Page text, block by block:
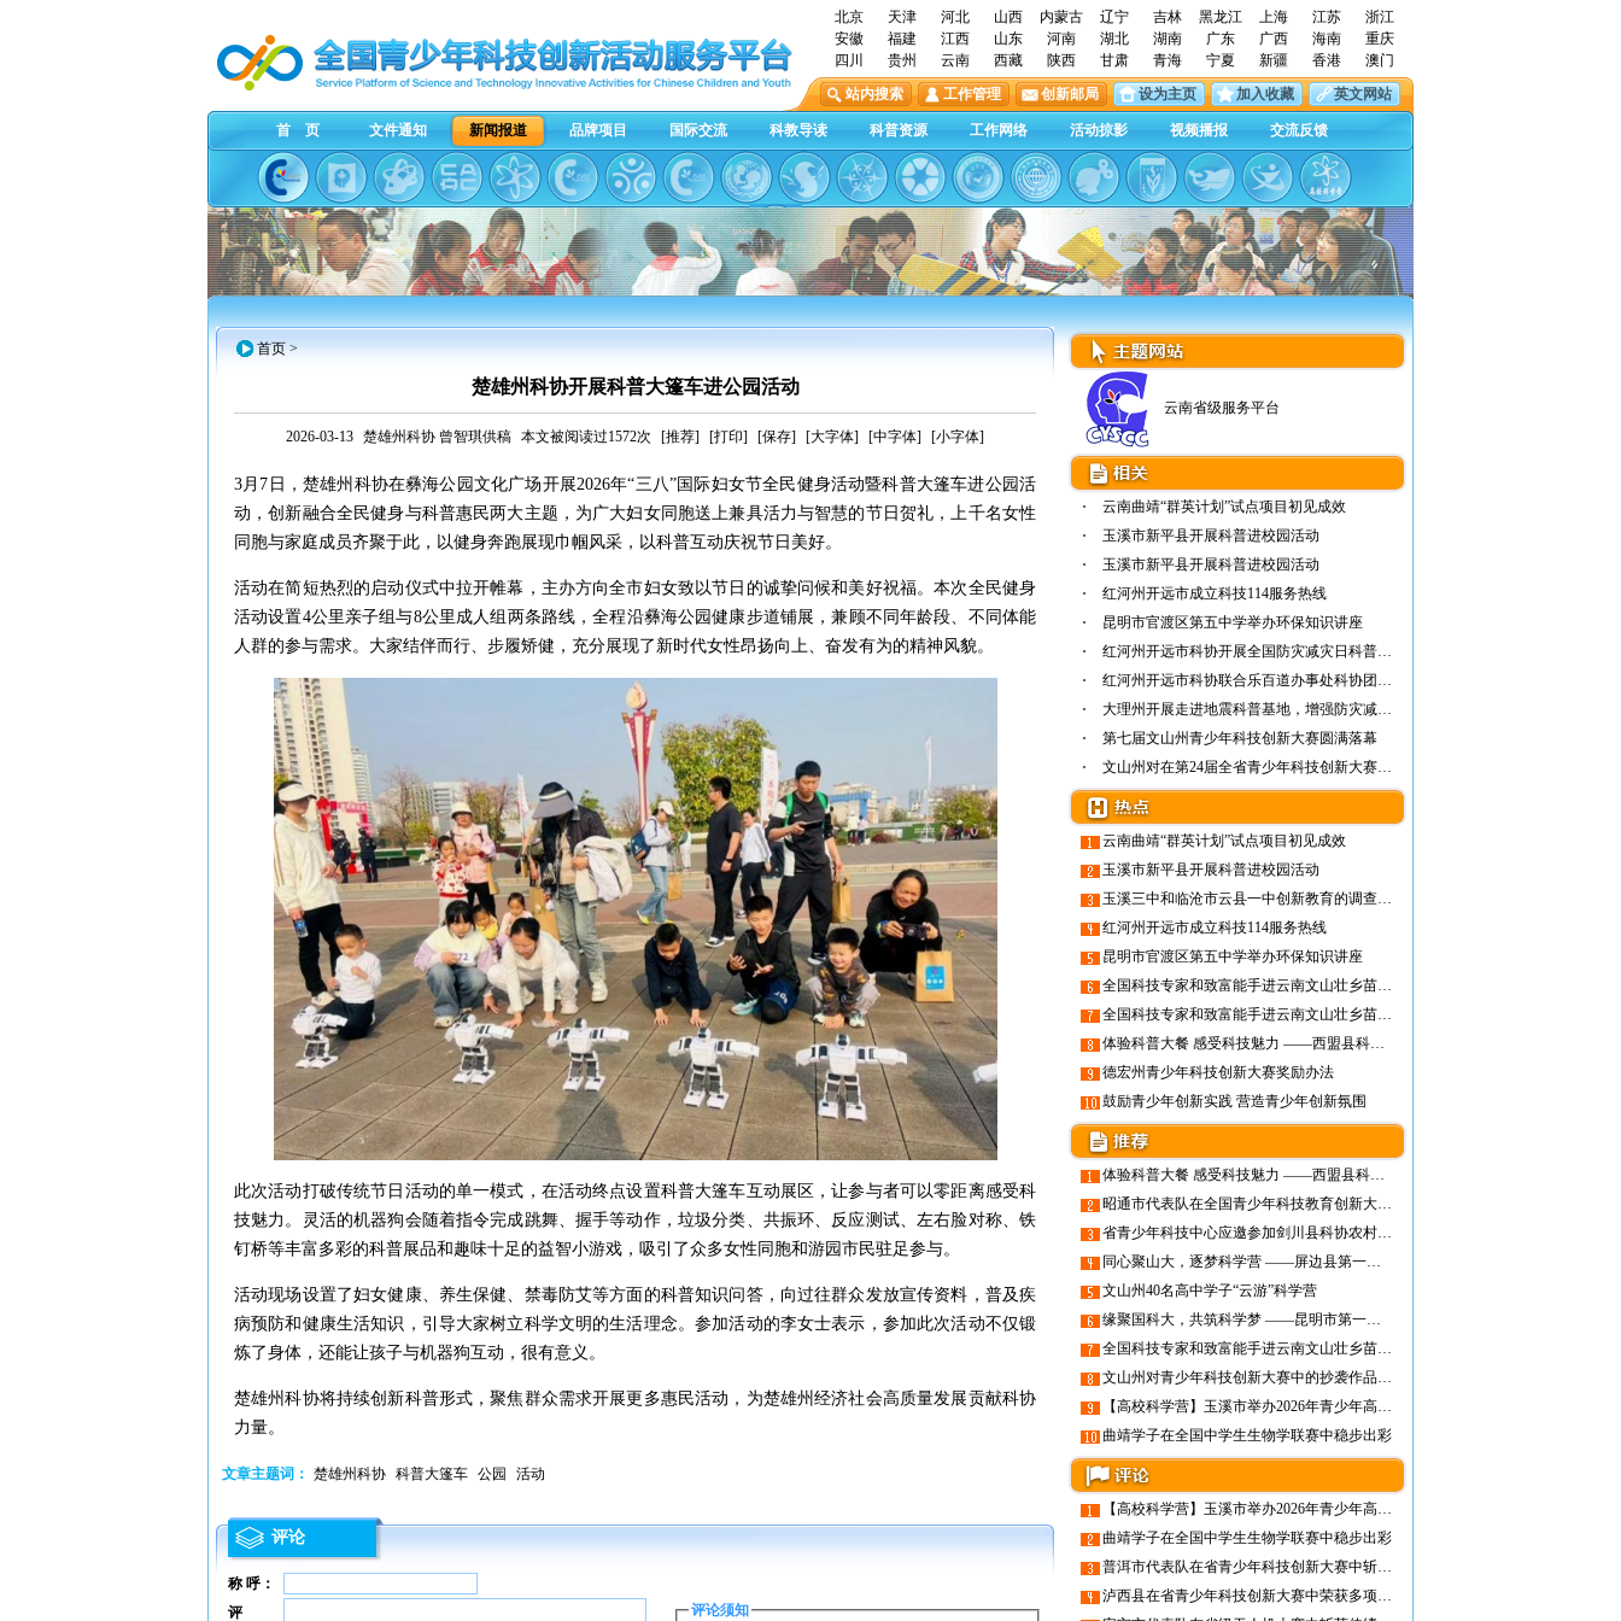
北京 天津 河北 山西 内蒙古 辽宁 吉林 黑龙江 上海 江苏
浙江
安徽
福建 江西 山东 河南 湖北 湖南 广东 广西 海南
重庆
四川
贵州 云南 西藏 陕西 甘肃 青海 宁夏 新疆 香港
澳门
站内搜索
工作管理 创新邮局 设为主页 加入收藏 英文网站
首 页 文件通知 新闻报道 品牌项目 国际交流 科教导读 科普资源 工作网络 活动掠影 视频播报 交流反馈
首页 >
楚雄州科协开展科普大篷车进公园活动
2026-03-13 楚雄州科协 曾智琪供稿 本文被阅读过1572次 [推荐] [打印] [保存] [大字体] [中字体] [小字体]
3月7日，楚雄州科协在彝海公园文化广场开展2026年“三八”国际妇女节全民健身活动暨科普大篷车进公园活
动，创新融合全民健身与科普惠民两大主题，为广大妇女同胞送上兼具活力与智慧的节日贺礼，上千名女性
同胞与家庭成员齐聚于此，以健身奔跑展现巾帼风采，以科普互动庆祝节日美好。
活动在简短热烈的启动仪式中拉开帷幕，主办方向全市妇女致以节日的诚挚问候和美好祝福。本次全民健身
活动设置4公里亲子组与8公里成人组两条路线，全程沿彝海公园健康步道铺展，兼顾不同年龄段、不同体能
人群的参与需求。大家结伴而行、步履矫健，充分展现了新时代女性昂扬向上、奋发有为的精神风貌。
此次活动打破传统节日活动的单一模式，在活动终点设置科普大篷车互动展区，让参与者可以零距离感受科
技魅力。灵活的机器狗会随着指令完成跳舞、握手等动作，垃圾分类、共振环、反应测试、左右脸对称、铁
钉桥等丰富多彩的科普展品和趣味十足的益智小游戏，吸引了众多女性同胞和游园市民驻足参与。
活动现场设置了妇女健康、养生保健、禁毒防艾等方面的科普知识问答，向过往群众发放宣传资料，普及疾
病预防和健康生活知识，引导大家树立科学文明的生活理念。参加活动的李女士表示，参加此次活动不仅锻
炼了身体，还能让孩子与机器狗互动，很有意义。
楚雄州科协将持续创新科普形式，聚焦群众需求开展更多惠民活动，为楚雄州经济社会高质量发展贡献科协
力量。
文章主题词： 楚雄州科协 科普大篷车 公园 活动
评论
称 呼：
评论须知
评
云南省级服务平台
云南曲靖“群英计划”试点项目初见成效
玉溪市新平县开展科普进校园活动
玉溪市新平县开展科普进校园活动
红河州开远市成立科技114服务热线
昆明市官渡区第五中学举办环保知识讲座
红河州开远市科协开展全国防灾减灾日科普宣传…
红河州开远市科协联合乐百道办事处科协团委举…
大理州开展走进地震科普基地，增强防灾减灾意…
第七届文山州青少年科技创新大赛圆满落幕
文山州对在第24届全省青少年科技创新大赛上的…
云南曲靖“群英计划”试点项目初见成效
玉溪市新平县开展科普进校园活动
玉溪三中和临沧市云县一中创新教育的调查报告
红河州开远市成立科技114服务热线
昆明市官渡区第五中学举办环保知识讲座
全国科技专家和致富能手进云南文山壮乡苗寨科技下乡活动专题报道（3）
全国科技专家和致富能手进云南文山壮乡苗寨科技下乡活动专题报道（1）
体验科普大餐 感受科技魅力 ——西盟县科协认真组织开展科普知识进校园活动
德宏州青少年科技创新大赛奖励办法
鼓励青少年创新实践 营造青少年创新氛围
体验科普大餐 感受科技魅力 ——西盟县科协认真组织开展科普知识进校园活动
昭通市代表队在全国青少年科技教育创新大赛创历史佳绩！
省青少年科技中心应邀参加剑川县科协农村青少年校外教育项目工作总结表彰会
同心聚山大，逐梦科学营 ——屏边县第一中学学生参加山大科学营
文山州40名高中学子“云游”科学营
缘聚国科大，共筑科学梦 ——昆明市第一中学学生参加国科大云上科学营
全国科技专家和致富能手进云南文山壮乡苗寨科技下乡活动专题报道（3）
文山州对青少年科技创新大赛中的抄袭作品作出严肃处理
【高校科学营】玉溪市举办2026年青少年高校科学营营前培训会
曲靖学子在全国中学生生物学联赛中稳步出彩
【高校科学营】玉溪市举办2026年青少年高校科学营营前培训会
曲靖学子在全国中学生生物学联赛中稳步出彩
普洱市代表队在省青少年科技创新大赛中斩获74个奖项
泸西县在省青少年科技创新大赛中荣获多项荣誉